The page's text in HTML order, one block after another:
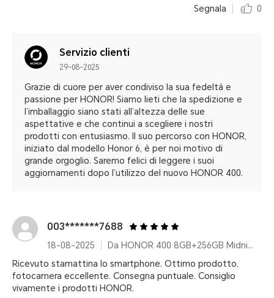
Segnala 0
Servizio clienti
29-08-2025
Grazie di cuore per aver condiviso la sua fedeltà e
passione per HONOR! Siamo lieti che la spedizione e
l’imballaggio siano stati all’altezza delle sue
aspettative e che continui a scegliere i nostri
prodotti con entusiasmo. Il suo percorso con HONOR,
iniziato dal modello Honor 6, è per noi motivo di
grande orgoglio. Saremo felici di leggere i suoi
aggiornamenti dopo l’utilizzo del nuovo HONOR 400.
003*******7688
18-08-2025
Da HONOR 400 8GB+256GB Midnight Black
Ricevuto stamattina lo smartphone. Ottimo prodotto,
fotocamera eccellente. Consegna puntuale. Consiglio
vivamente i prodotti HONOR.